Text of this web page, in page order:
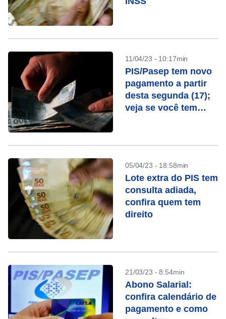
11/04/23 - 10:17min
PIS/Pasep tem novo
pagamento a partir
desta segunda (17);
veja se você tem
05/04/23 - 18:58min
Lote extra do PIS tem
consulta adiada,
confira quem tem
direito
21/03/23 - 8:54min
Abono Salarial:
confira calendário de
pagamento e como